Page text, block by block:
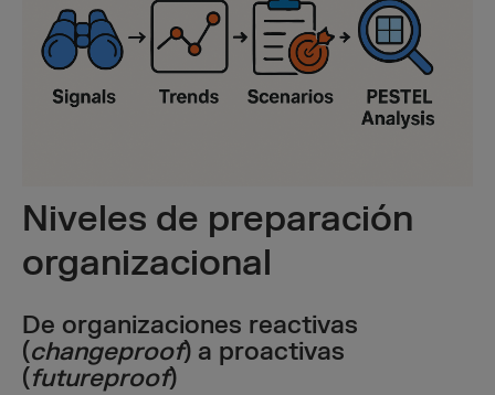
Niveles de preparación
organizacional
De organizaciones reactivas
(changeproof) a proactivas
(futureproof)